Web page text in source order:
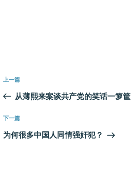
文
导
航
上
一
文
章
上一篇
从薄熙来案谈共产党的笑话一箩筐
下
一
下一篇
为何很多中国人同情强奸犯？